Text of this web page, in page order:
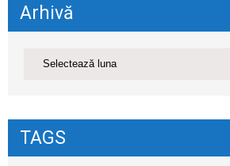
Arhivă
TAGS